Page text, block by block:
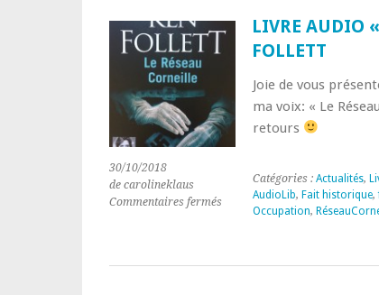
Shari
Lapena
30/10/2018
de carolineklaus
Commentaires ferméssur
RESEAU
LIVRE AUDIO
FOLLETT
Joie de vous
ma voix: « Le
retours
Catégories : Actualités,
AudioLib, Fait historique,
Occupation,